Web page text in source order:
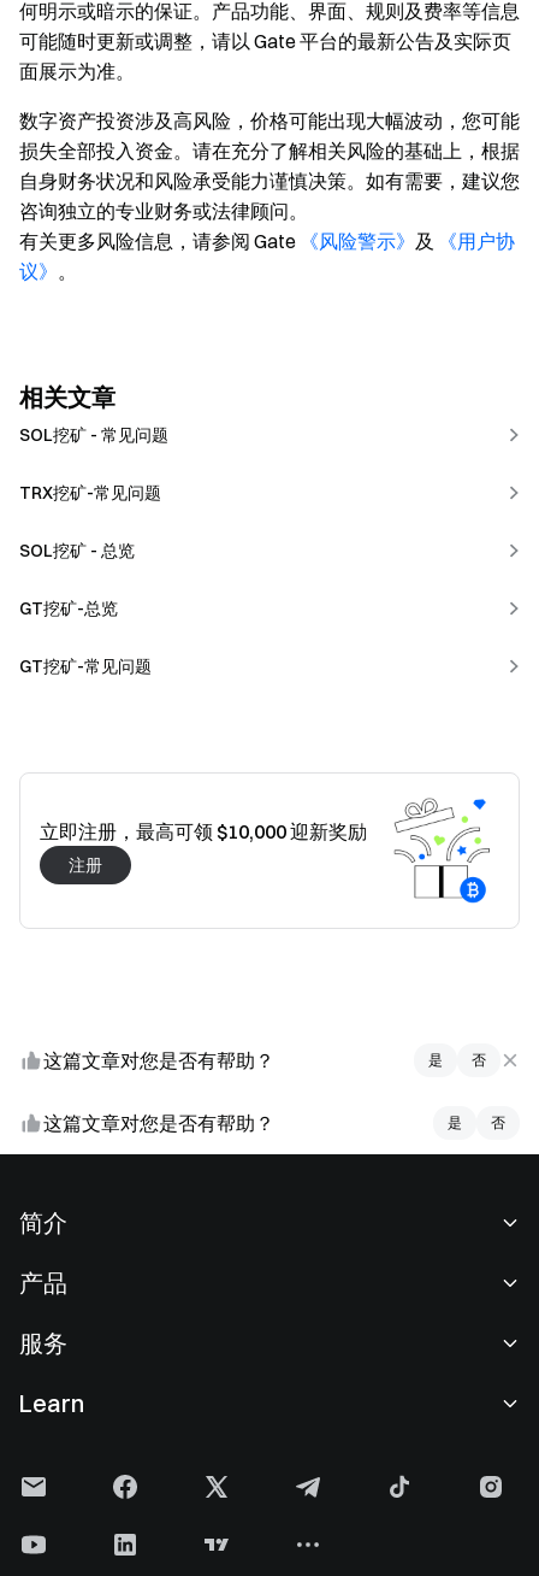
何明示或暗示的保证。产品功能、界面、规则及费率等信息
可能随时更新或调整，请以 Gate 平台的最新公告及实际页
面展示为准。
数字资产投资涉及高风险，价格可能出现大幅波动，您可能
损失全部投入资金。请在充分了解相关风险的基础上，根据
自身财务状况和风险承受能力谨慎决策。如有需要，建议您
咨询独立的专业财务或法律顾问。
有关更多风险信息，请参阅 Gate 《风险警示》 及
《用户协
议》 。
相关文章
SOL挖矿 - 常见问题
TRX挖矿-常见问题
SOL挖矿 - 总览
GT挖矿-总览
GT挖矿-常见问题
立即注册，最高可领 $10,000 迎新奖励
注册
这篇文章对您是否有帮助？ 是 否
这篇文章对您是否有帮助？ 是 否
简介
新闻中心
Cookie 政策
产品
现货交易
理财中心
服务
费率标准
Learn
Gate 快讯